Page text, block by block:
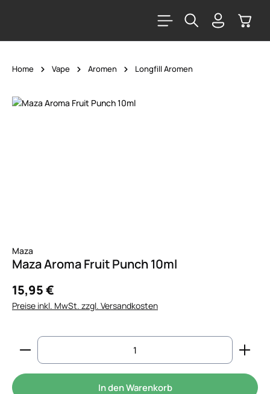
Home Vape Aromen Longfill Aromen
Bildergalerie überspringen
Maza
Maza Aroma Fruit Punch 10ml
15,95 €
Preise inkl. MwSt. zzgl. Versandkosten
Produkt Anzahl: Gib den gewünschten Wert
In den Warenkorb